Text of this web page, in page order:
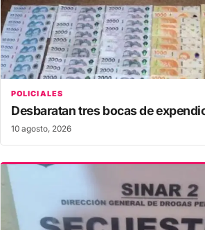
POLICIALES
Desbaratan tres bocas de
10 agosto, 2026